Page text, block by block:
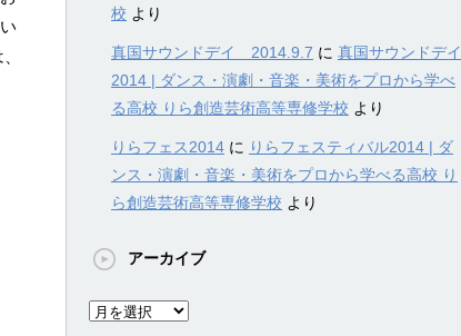
校 より
真国サウンドデイ 2014.9.7 に 真国サウンドデイ
2014 | ダンス・演劇・音楽・美術をプロから学べ
る高校 りら創造芸術高等専修学校 より
りらフェス2014 に りらフェスティバル2014 | ダ
ンス・演劇・音楽・美術をプロから学べる高校 り
ら創造芸術高等専修学校 より
アーカイブ
ア